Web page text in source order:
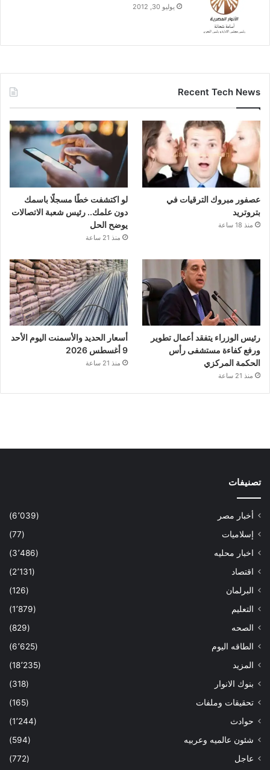
يوليو 30, 2012
Recent Tech News
عصفور مبروك الترقيات في
بتروتريد
منذ 18 ساعة
لو اكتشفت خطًا مسجلًا باسمك
دون علمك.. رئيس شعبة الاتصالات
يوضح الحل
منذ 21 ساعة
رئيس الوزراء يتفقد أعمال تطوير
ورفع كفاءة مستشفى رأس
الحكمة المركزي
منذ 21 ساعة
أسعار الحديد والأسمنت اليوم الأحد
9 أغسطس 2026
منذ 21 ساعة
تصنيفات
أخبار مصر
(6٬039)
إسلاميات
(77)
اخبار محليه
(3٬486)
اقتصاد
(2٬131)
البرلمان
(126)
التعليم
(1٬879)
الصحه
(829)
الطاقه اليوم
(6٬625)
المزيد
(18٬235)
بنوك الانوار
(318)
تحقيقات وملفات
(165)
حوادث
(1٬244)
شئون عالميه وعربيه
(594)
عاجل
(772)